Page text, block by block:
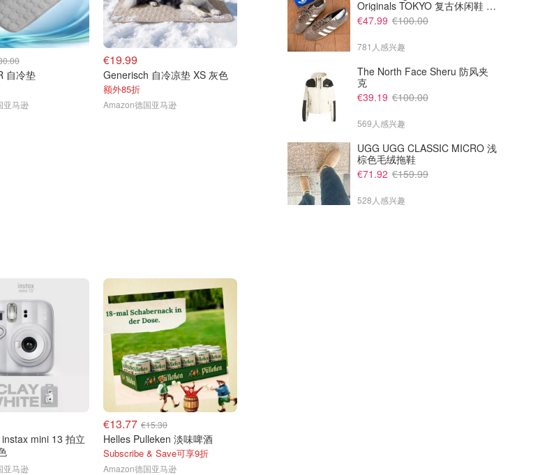
自冷垫
亚马逊
€19.99
Generisch 自冷凉垫 XS 灰色
额外85折
Amazon德国亚马逊
自冷凉垫 60x50cm
Amazon德国亚马逊
lionto 自冷垫 50x40cm
Amazon德国亚马逊
mini 13 拍立
亚马逊
€13.77 €15.30
Helles Pulleken 淡味啤酒
Subscribe & Save可享9折
Amazon德国亚马逊
Originals TOKYO 复古休闲鞋 深
棕色
€47.99 €100.00
781人感兴趣
The North Face Sheru 防风夹
克
€39.19 €100.00
569人感兴趣
UGG UGG CLASSIC MICRO 浅
棕色毛绒拖鞋
€71.92 €159.99
528人感兴趣